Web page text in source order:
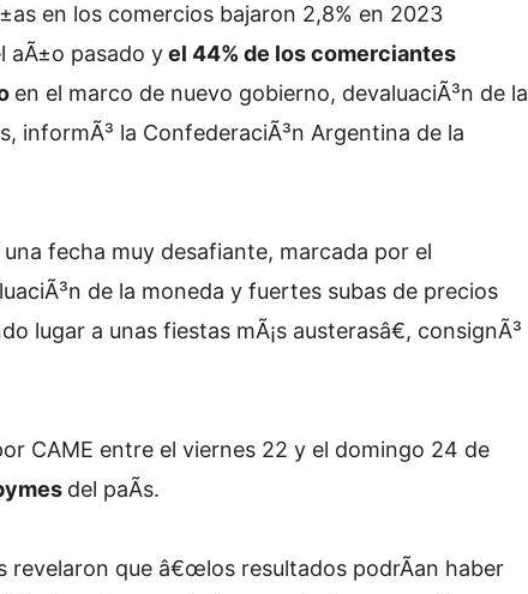
en los comercios bajaron 2,8% en 2023
aÃ±o pasado yel 44% de los comerciantes
en el marco de nuevo gobierno, devaluaciÃ³n de la
informÃ³ la ConfederaciÃ³n Argentina de la
fecha muy desafiante, marcada por el
de la moneda y fuertes subas de precios
lugar a unas fiestas mÃ¡s austerasâ€, consignÃ³
CAME entre el viernes 22 y el domingo 24 de
del paÃ­s.
revelaron que â€œlos resultados podrÃ­an haber